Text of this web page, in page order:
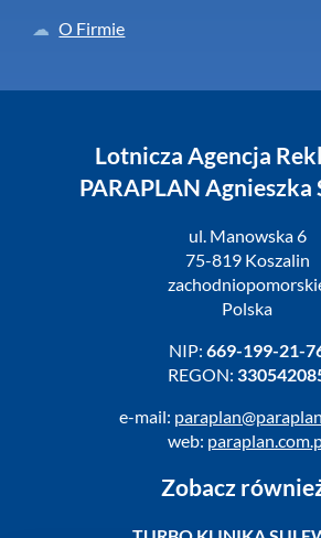
O Firmie
Lotnicza Agencja
PARAPLAN Agnieszka
ul. Manowska 6
75-819 Koszalin
Polska
NIP: 669-199-21-
REGON:
e-mail:
web:
Zobacz